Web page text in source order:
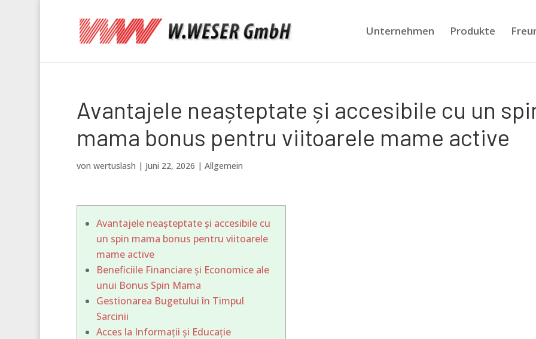
Unternehmen Produkte
Avantajele neașteptate și accesibile cu un
mama bonus pentru viitoarele mame active
von wertuslash | Juni 22, 2026 | Allgemein
Avantajele neașteptate și accesibile cu
un spin mama bonus pentru viitoarele
mame active
Beneficiile Financiare și Economice ale
unui Bonus Spin Mama
Gestionarea Bugetului în Timpul
Sarcinii
Acces la Informații și Educație